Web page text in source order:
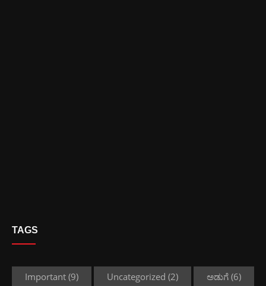
TAGS
Important (9) Uncategorized (2) ಅಡುಗೆ (6)